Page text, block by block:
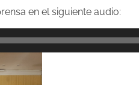
en el siguiente audio: